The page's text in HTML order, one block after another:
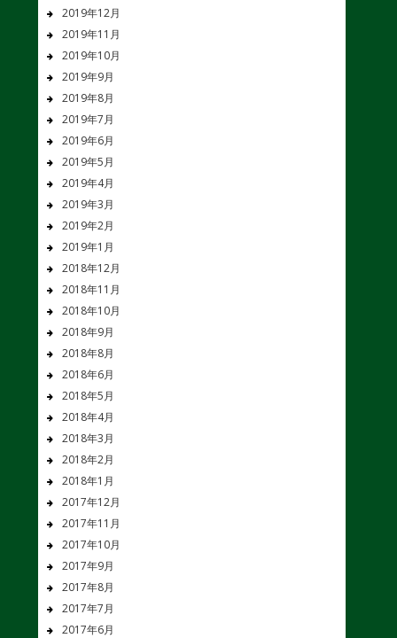
2019年12月
2019年11月
2019年10月
2019年9月
2019年8月
2019年7月
2019年6月
2019年5月
2019年4月
2019年3月
2019年2月
2019年1月
2018年12月
2018年11月
2018年10月
2018年9月
2018年8月
2018年6月
2018年5月
2018年4月
2018年3月
2018年2月
2018年1月
2017年12月
2017年11月
2017年10月
2017年9月
2017年8月
2017年7月
2017年6月